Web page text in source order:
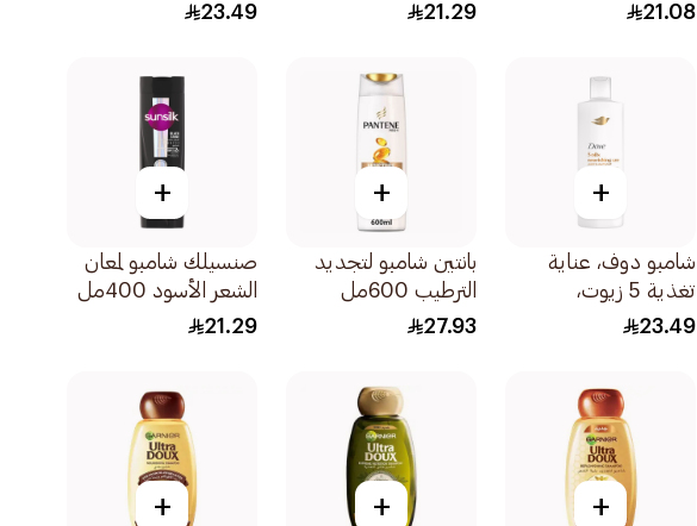
21.08
21.29
23.49
+
شامبو دوف، عناية
تغذية 5 زيوت،
400مل
23.49
+
بانتين شامبو لتجديد
الترطيب 600مل
27.93
+
صنسيلك شامبو لمعان
الشعر الأسود 400مل
21.29
+
+
+